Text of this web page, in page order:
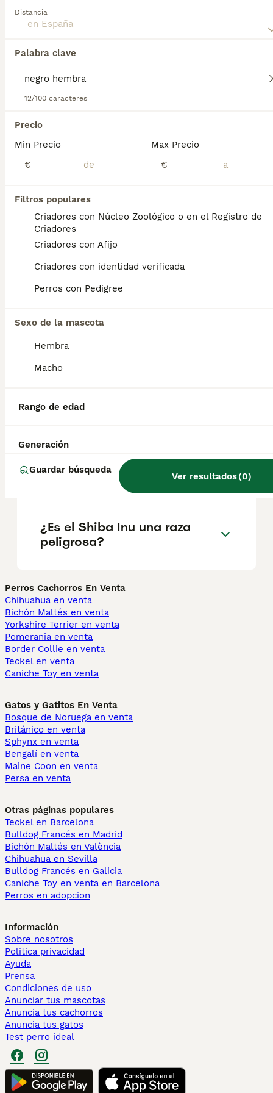
Distancia
Palabra clave
12/100 caracteres
Precio
Min Precio
€
Max Precio
€
Filtros populares
Criadores con Núcleo Zoológico o en el Registro de
Criadores
Criadores con Afijo
Criadores con identidad verificada
Perros con Pedigree
Sexo de la mascota
Hembra
Macho
Rango de edad
Generación
Guardar búsqueda
Ver resultados(0)
mascota familiar de confianza y amante de la diversión.
Lee nuestra
Cachorros en venta.
Si deseas exactamente esta búsqueda guarda tu
¿Cuánto cuesta un cachorro
de Shiba Inu?
El coste medio de un cachorro de Shiba Inu
aunque los precios pueden variar según
tener un Shiba Inu?
¿Cuánto tiempo vive un
Shiba Inu?
¿Es el Shiba Inu una raza
peligrosa?
Perros Cachorros En Venta
Chihuahua en venta
Bichón Maltés en venta
Yorkshire Terrier en venta
Pomerania en venta
Border Collie en venta
Teckel en venta
Caniche Toy en venta
Gatos y Gatitos En Venta
Bosque de Noruega en venta
Británico en venta
Sphynx en venta
Bengalí en venta
Maine Coon en venta
Persa en venta
Otras páginas populares
Teckel en Barcelona
Bulldog Francés en Madrid
Bichón Maltés en València
Chihuahua en Sevilla
Bulldog Francés en Galicia
Caniche Toy en venta en Barcelona
Perros en adopcion
Información
Sobre nosotros
Politica privacidad
Ayuda
Prensa
Condiciones de uso
Anunciar tus mascotas
Anuncia tus cachorros
Anuncia tus gatos
Test perro ideal